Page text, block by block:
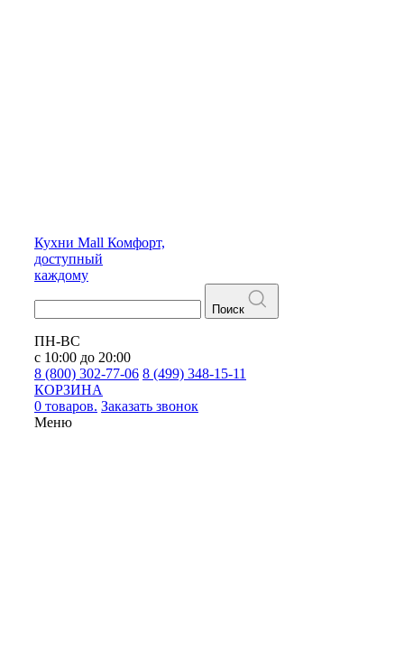
Кухни Mall Комфорт,
доступный
каждому
Поиск
ПН-ВС
с 10:00 до 20:00
8 (800) 302-77-06 8 (499) 348-15-11
КОРЗИНА
0 товаров. Заказать звонок
Меню